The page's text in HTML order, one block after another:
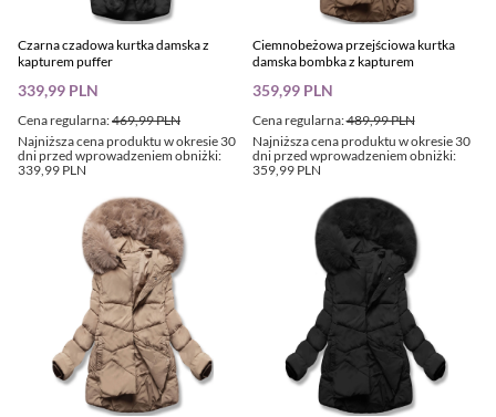
Czarna czadowa kurtka damska z
kapturem puffer
Cena regularna:469,99 PLN
339,99 PLN
Najniższa cena produktu w okresie 30
dni przed wprowadzeniem obniżki:
339,99 PLN
Ciemnobeżowa przejściowa kurtka
damska bombka z kapturem
Cena regularna:489,99 PLN
359,99 PLN
Najniższa cena produktu w okresie 30
dni przed wprowadzeniem obniżki:
359,99 PLN